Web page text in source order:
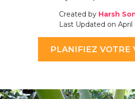
Created by Harsh
Last Updated on April
PLANIFIEZ VOTRE